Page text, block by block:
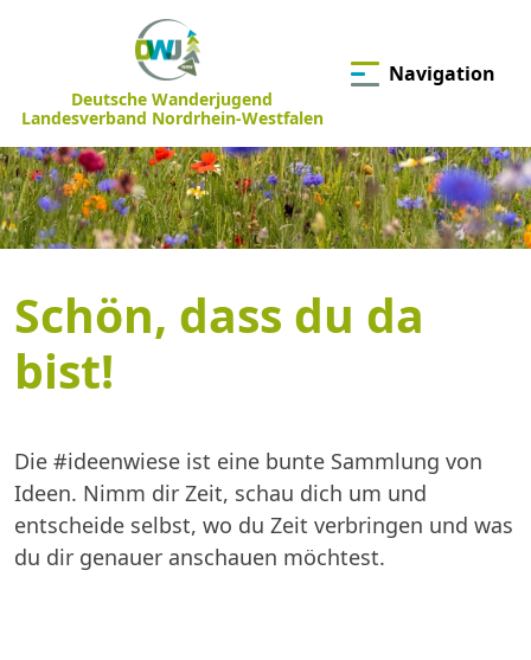
Deutsche Wanderjugend
Landesverband Nordrhein-Westfalen
Navigation
Schön, dass du da
bist!
Die #ideenwiese ist eine bunte Sammlung von
Ideen. Nimm dir Zeit, schau dich um und
entscheide selbst, wo du Zeit verbringen und was
du dir genauer anschauen möchtest.